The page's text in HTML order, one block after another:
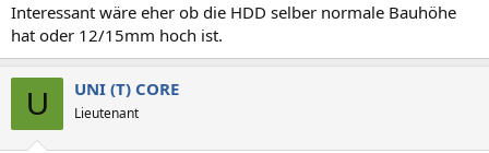
Interessant wäre eher ob die HDD selber normale Bauhöhe
hat oder 12/15mm hoch ist.
U UNI (T) CORE
Lieutenant